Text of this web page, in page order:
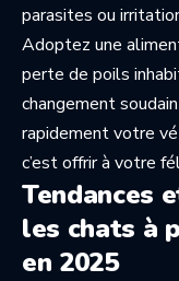
parasites ou
Adoptez une
perte de poils
changement
rapidement votre
c’est offrir à votre
Tendances
les chats à
en 2025